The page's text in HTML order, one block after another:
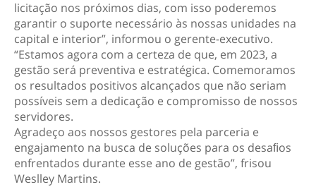
licitação nos próximos dias, com isso poderemos
garantir o suporte necessário às nossas unidades na
capital e interior”, informou o gerente-executivo.
“Estamos agora com a certeza de que, em 2023, a
gestão será preventiva e estratégica. Comemoramos
os resultados positivos alcançados que não seriam
possíveis sem a dedicação e compromisso de nossos
servidores.
Agradeço aos nossos gestores pela parceria e
engajamento na busca de soluções para os desaﬁos
enfrentados durante esse ano de gestão”, frisou
Weslley Martins.